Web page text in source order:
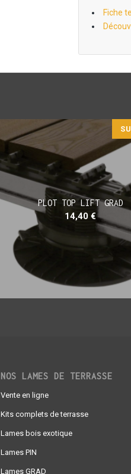
Fiche
PLOT TOP LIFT GRAD
14,40€
NOS LAMES DE TERRASSE
Vente en ligne
Kits complets de terrasse
Lames bois exotique
Lames PIN
Lames GRAD